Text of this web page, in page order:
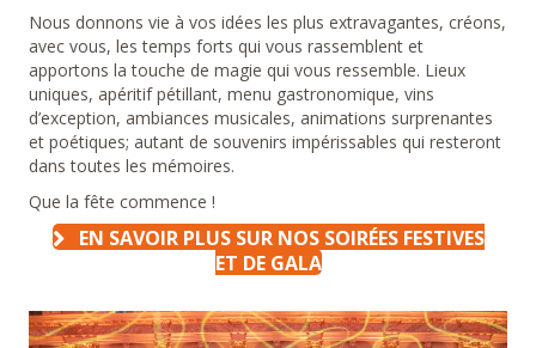
Nous donnons vie à vos idées les plus extravagantes, créons,
avec vous, les temps forts qui vous rassemblent et
apportons la touche de magie qui vous ressemble. Lieux
uniques, apéritif pétillant, menu gastronomique, vins
d’exception, ambiances musicales, animations surprenantes
et poétiques; autant de souvenirs impérissables qui resteront
dans toutes les mémoires.
Que la fête commence !
EN SAVOIR PLUS SUR NOS SOIRÉES FESTIVES
ET DE GALA